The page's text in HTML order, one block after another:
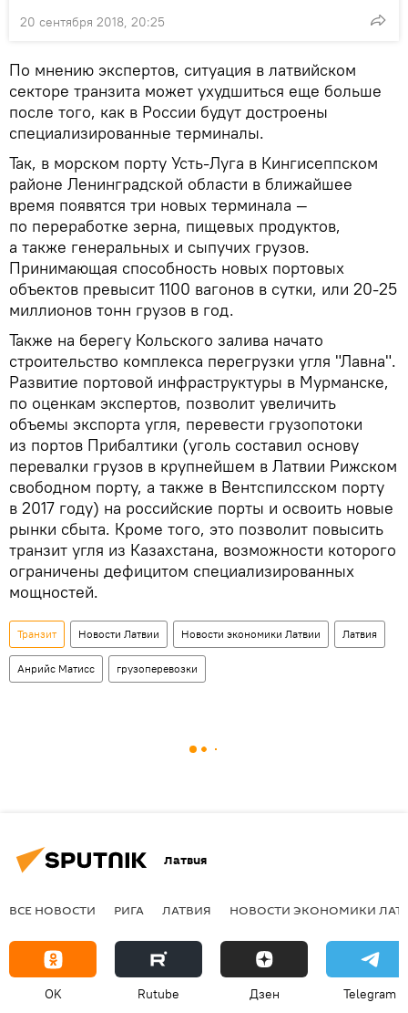
20 сентября 2018, 20:25
По мнению экспертов, ситуация в латвийском
секторе транзита может ухудшиться еще больше
после того, как в России будут достроены
специализированные терминалы.
Так, в морском порту Усть-Луга в Кингисеппском
районе Ленинградской области в ближайшее
время появятся три новых терминала —
по переработке зерна, пищевых продуктов,
а также генеральных и сыпучих грузов.
Принимающая способность новых портовых
объектов превысит 1100 вагонов в сутки, или 20-25
миллионов тонн грузов в год.
Также на берегу Кольского залива начато
строительство комплекса перегрузки угля "Лавна".
Развитие портовой инфраструктуры в Мурманске,
по оценкам экспертов, позволит увеличить
объемы экспорта угля, перевести грузопотоки
из портов Прибалтики (уголь составил основу
перевалки грузов в крупнейшем в Латвии Рижском
свободном порту, а также в Вентспилсском порту
в 2017 году) на российские порты и освоить новые
рынки сбыта. Кроме того, это позволит повысить
транзит угля из Казахстана, возможности которого
ограничены дефицитом специализированных
мощностей.
Транзит Новости Латвии Новости экономики Латвии Латвия
Анрийс Матисс грузоперевозки
Латвия
ВСЕ НОВОСТИ РИГА ЛАТВИЯ НОВОСТИ ЭКОНОМИКИ
OK Rutube Дзен Telegram